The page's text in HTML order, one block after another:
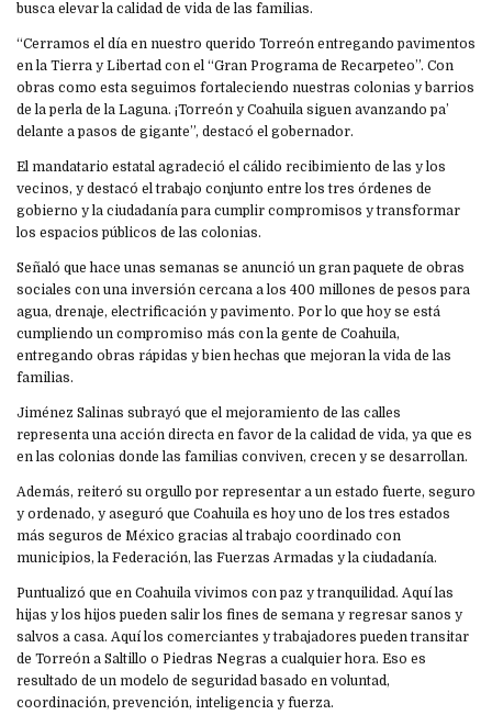
busca elevar la calidad de vida de las familias.
“Cerramos el día en nuestro querido Torreón entregando pavimentos
en la Tierra y Libertad con el “Gran Programa de Recarpeteo”. Con
obras como esta seguimos fortaleciendo nuestras colonias y barrios
de la perla de la Laguna. ¡Torreón y Coahuila siguen avanzando pa’
delante a pasos de gigante”, destacó el gobernador.
El mandatario estatal agradeció el cálido recibimiento de las y los
vecinos, y destacó el trabajo conjunto entre los tres órdenes de
gobierno y la ciudadanía para cumplir compromisos y transformar
los espacios públicos de las colonias.
Señaló que hace unas semanas se anunció un gran paquete de obras
sociales con una inversión cercana a los 400 millones de pesos para
agua, drenaje, electrificación y pavimento. Por lo que hoy se está
cumpliendo un compromiso más con la gente de Coahuila,
entregando obras rápidas y bien hechas que mejoran la vida de las
familias.
Jiménez Salinas subrayó que el mejoramiento de las calles
representa una acción directa en favor de la calidad de vida, ya que es
en las colonias donde las familias conviven, crecen y se desarrollan.
Además, reiteró su orgullo por representar a un estado fuerte, seguro
y ordenado, y aseguró que Coahuila es hoy uno de los tres estados
más seguros de México gracias al trabajo coordinado con
municipios, la Federación, las Fuerzas Armadas y la ciudadanía.
Puntualizó que en Coahuila vivimos con paz y tranquilidad. Aquí las
hijas y los hijos pueden salir los fines de semana y regresar sanos y
salvos a casa. Aquí los comerciantes y trabajadores pueden transitar
de Torreón a Saltillo o Piedras Negras a cualquier hora. Eso es
resultado de un modelo de seguridad basado en voluntad,
coordinación, prevención, inteligencia y fuerza.